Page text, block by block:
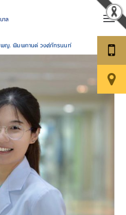
พญ. พิมพกานต์ วงศ์ภัทรนนท์